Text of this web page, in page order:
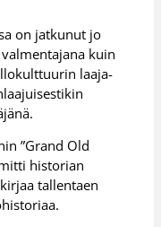
on jatkunut jo
kuin
laaja-
”Grand Old
historian
tallentaen